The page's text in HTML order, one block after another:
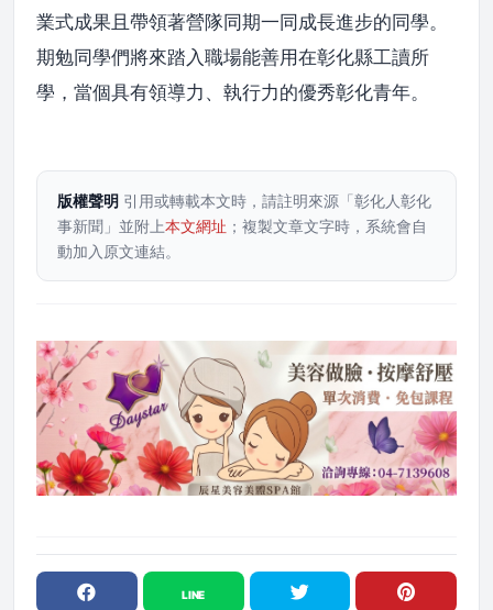
業式成果且帶領著營隊同期一同成長進步的同學。
期勉同學們將來踏入職場能善用在彰化縣工讀所
學，當個具有領導力、執行力的優秀彰化青年。
版權聲明 引用或轉載本文時，請註明來源「彰化人彰化
事新聞」並附上本文網址 ；複製文章文字時，系統會自
動加入原文連結。